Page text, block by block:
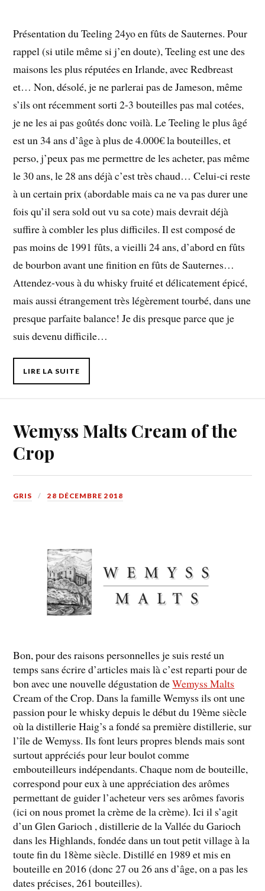
Présentation du Teeling 24yo en fûts de Sauternes. Pour
rappel (si utile même si j’en doute), Teeling est une des
maisons les plus réputées en Irlande, avec Redbreast
et… Non, désolé, je ne parlerai pas de Jameson, même
s’ils ont récemment sorti 2-3 bouteilles pas mal cotées,
je ne les ai pas goûtés donc voilà. Le Teeling le plus âgé
est un 34 ans d’âge à plus de 4.000€ la bouteilles, et
perso, j’peux pas me permettre de les acheter, pas même
le 30 ans, le 28 ans déjà c’est très chaud… Celui-ci reste
à un certain prix (abordable mais ca ne va pas durer une
fois qu’il sera sold out vu sa cote) mais devrait déjà
suffire à combler les plus difficiles. Il est composé de
pas moins de 1991 fûts, a vieilli 24 ans, d’abord en fûts
de bourbon avant une finition en fûts de Sauternes…
Attendez-vous à du whisky fruité et délicatement épicé,
mais aussi étrangement très légèrement tourbé, dans une
presque parfaite balance! Je dis presque parce que je
suis devenu difficile…
LIRE LA SUITE
Wemyss Malts Cream of the
Crop
GRIS 28 DÉCEMBRE 2018
Bon, pour des raisons personnelles je suis resté un
temps sans écrire d’articles mais là c’est reparti pour de
bon avec une nouvelle dégustation deWemyss Malts
Cream of the Crop. Dans la famille Wemyss ils ont une
passion pour le whisky depuis le début du 19ème siècle
où la distillerie Haig’s a fondé sa première distillerie, sur
l’île de Wemyss. Ils font leurs propres blends mais sont
surtout appréciés pour leur boulot comme
embouteilleurs indépendants. Chaque nom de bouteille,
correspond pour eux à une appréciation des arômes
permettant de guider l’acheteur vers ses arômes favoris
(ici on nous promet la crème de la crème). Ici il s’agit
d’un Glen Garioch , distillerie de la Vallée du Garioch
dans les Highlands, fondée dans un tout petit village à la
toute fin du 18ème siècle. Distillé en 1989 et mis en
bouteille en 2016 (donc 27 ou 26 ans d’âge, on a pas les
dates précises, 261 bouteilles).